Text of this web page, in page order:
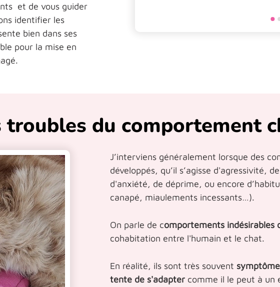
et de vous guider
identifier les
bien dans ses
pour la mise en
du comportement
J’interviens généralement lorsque des
développés, qu’il s’agisse d'agressivité,
d'anxiété, de déprime, ou encore
canapé, miaulements incessants…).
On parle de comportements indésirables
cohabitation entre l'humain et le chat.
En réalité, ils sont très souvent
tente de s'adapter comme il le peut à un